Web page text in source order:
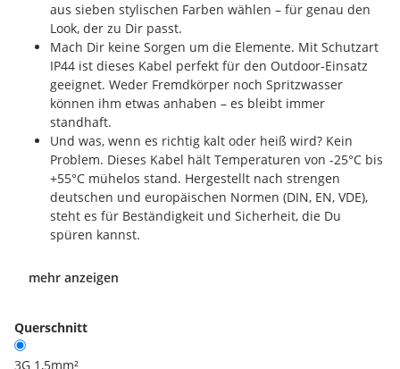
aus sieben stylischen Farben wählen – für genau den
Look, der zu Dir passt.
Mach Dir keine Sorgen um die Elemente. Mit Schutzart
IP44 ist dieses Kabel perfekt für den Outdoor-Einsatz
geeignet. Weder Fremdkörper noch Spritzwasser
können ihm etwas anhaben – es bleibt immer
standhaft.
Und was, wenn es richtig kalt oder heiß wird? Kein
Problem. Dieses Kabel hält Temperaturen von -25°C bis
+55°C mühelos stand. Hergestellt nach strengen
deutschen und europäischen Normen (DIN, EN, VDE),
steht es für Beständigkeit und Sicherheit, die Du
spüren kannst.
mehr anzeigen
Querschnitt
3G 1,5mm²